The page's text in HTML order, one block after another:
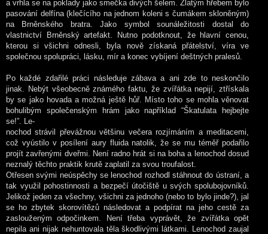
a vrhla se na poklady jako smečka divých šelem. Zlatým hřebem bylo
pasování delfína (klečícího na jednom koleni s čumákem skloněným)
na Brněnského bratra. Jako symbol sounáležitosti dostal do
vlastnictví Brněnský artefakt. Nutno podotknout, že hlavní cenou,
kterou si všichni odnesli, byla nově získaná přátelství, víra ve
společnou spolupráci, lásku, mír a konec vybíjení deštných pralesů.
Po každé zdařilé práci následuje zábava a ani zde to neskončilo
jinak. Nebýt všeobecně známého faktu, že zvířátka nepijí, ztřískala
by se jako hovada a možná ještě hůř. Místo toho se mohla věnovat
bohulibým společenským hrám jako například “Škatulata hejbejte
se!”. Le-
nochod strávil převážnou většinu večera rozjímáním a meditacemi,
což vyústilo v posílení aury fluida natolik, že se mu téměř podařilo
projít zavřenými dveřmi. Není radno hrát si na boha a lenochod dosud
neznalý těchto praktik krutě zaplatil za svou troufalost.
Otřesen svými neúspěchy se lenochod rozhodl stáhnout do ústraní, a
tak využil pohostinnosti a bezpečí útočiště u svých spolubojovníků.
Jelikož jeden za všechny, všichni za jednoho (nebo to bylo jinde?), jal
se ho zbytek skorovítězů následovat a podpírat na jeho cestě za
zaslouženým odpočinkem. Není třeba vyprávět, že zvířátka opět
nepila ani nijak nehuntovala těla škodlivými látkami. Lenochod zaujal